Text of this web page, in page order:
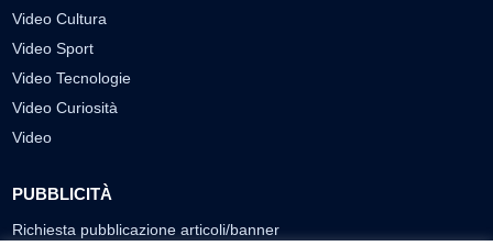
Video Cultura
Video Sport
Video Tecnologie
Video Curiosità
Video
PUBBLICITÀ
Richiesta pubblicazione articoli/banner